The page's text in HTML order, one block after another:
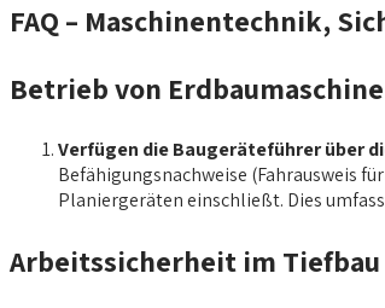
FAQ – Maschinentechnik,
Betrieb von
Verfügen die Baugeräteführer über
Befähigungsnachweise (Fahrausweis
Planiergeräten einschließt. Dies
Arbeitssicherheit im Tiefbau